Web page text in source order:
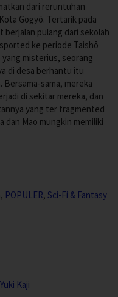
dari reruntuhan
Gogyō. Tertarik pada
pulang dari sekolah
ke periode Taishō
yang misterius, seorang
di desa berhantu itu
sama, mereka
di sekitar mereka, dan
yang ter fragmented
dan Mao mungkin memiliki
, POPULER, Sci-Fi & Fantasy
Yuki Kaji